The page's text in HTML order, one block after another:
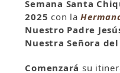
Semana Santa
2025 con la
Nuestro Padre
Nuestra Señora
Comenzará su